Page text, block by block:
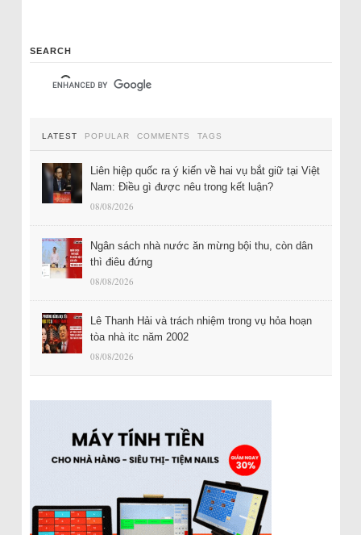
SEARCH
LATEST POPULAR COMMENTS TAGS
Liên hiệp quốc ra ý kiến về hai vụ bắt giữ tại Việt
Nam: Điều gì được nêu trong kết luận?
08/08/2026
Ngân sách nhà nước ăn mừng bội thu, còn dân
thì điêu đứng
08/08/2026
Lê Thanh Hải và trách nhiệm trong vụ hỏa hoạn
tòa nhà itc năm 2002
08/08/2026